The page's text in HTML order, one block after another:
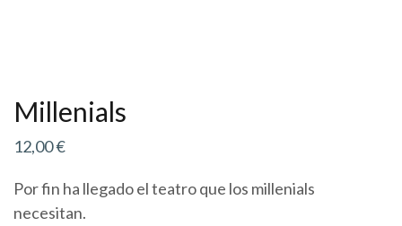
Millenials
12,00€
Por fin ha llegado el teatro que los millenials
necesitan.